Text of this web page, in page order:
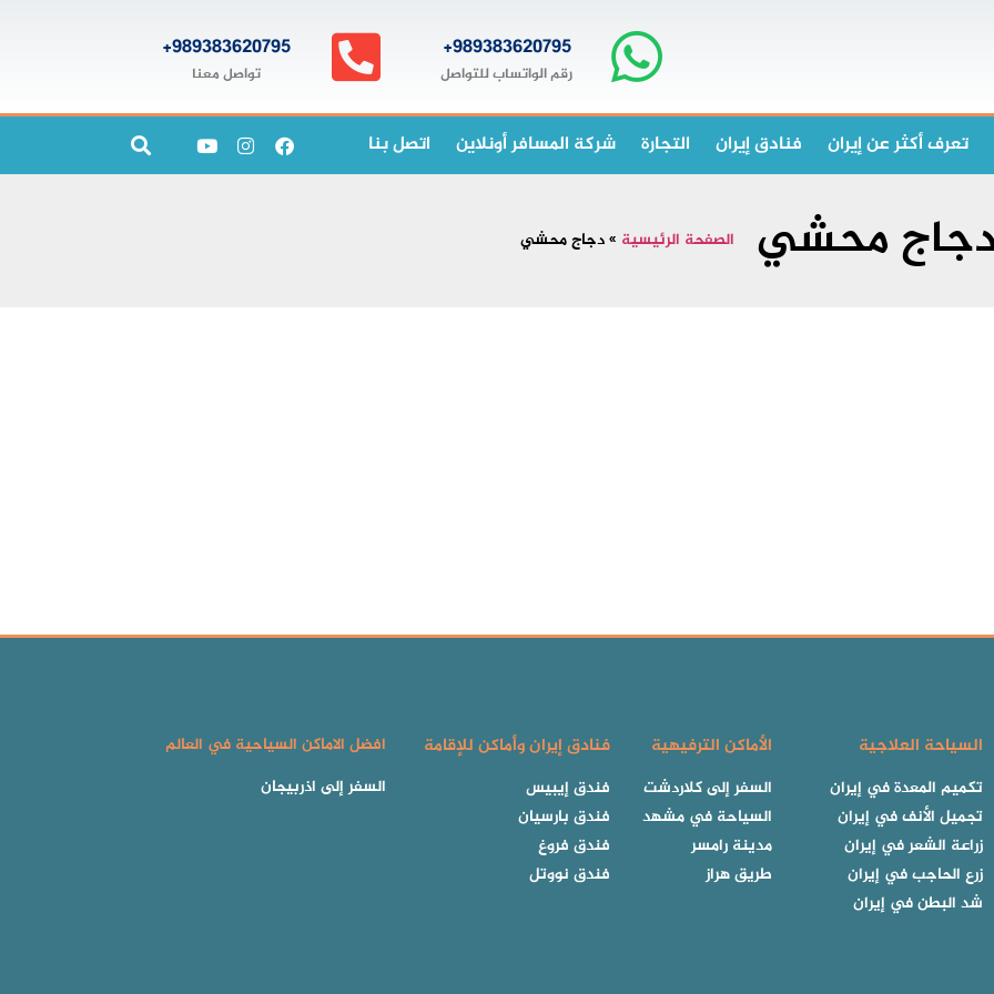
989383620795+
رقم الواتساب للتواصل
989383620795+
تواصل معنا
تعرف أكثر عن إيران فنادق إيران التجارة شركة المسافر أونلاين اتصل بنا
محشي الصفحة الرئيسية »دجاج محشي
السياحة العلاجية
تكميم المعدة في إيران
تجميل الأنف في إيران
زراعة الشعر في إيران
زرع الحاجب في إيران
شد البطن في إيران
الأماكن الترفيهية
السفر إلى كلاردشت
السياحة في مشهد
مدينة رامسر
طريق هراز
فنادق إيران وأماكن للإقامة
فندق إيبيس
فندق بارسيان
فندق فروغ
فندق نووتل
افضل الاماكن السياحية في العالم
السفر إلى اذربيجان